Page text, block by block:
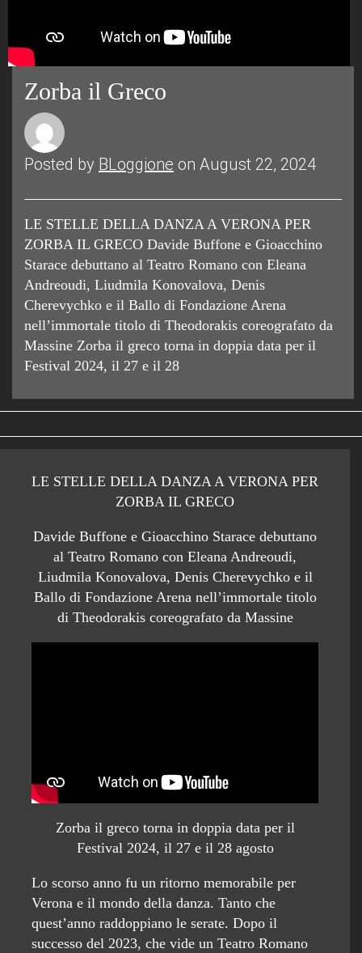
Zorba il Greco
Posted by BLoggione on August 22, 2024
LE STELLE DELLA DANZA A VERONA PER
ZORBA IL GRECO Davide Buffone e Gioacchino
Starace debuttano al Teatro Romano con Eleana
Andreoudi, Liudmila Konovalova, Denis
Cherevychko e il Ballo di Fondazione Arena
nell’immortale titolo di Theodorakis coreografato da
Massine Zorba il greco torna in doppia data per il
Festival 2024, il 27 e il 28
LE STELLE DELLA DANZA A VERONA PER
ZORBA IL GRECO
Davide Buffone e Gioacchino Starace debuttano
al Teatro Romano con Eleana Andreoudi,
Liudmila Konovalova, Denis Cherevychko e il
Ballo di Fondazione Arena nell’immortale titolo
di Theodorakis coreografato da Massine
Zorba il greco torna in doppia data per il
Festival 2024, il 27 e il 28 agosto
Lo scorso anno fu un ritorno memorabile per
Verona e il mondo della danza. Tanto che
quest’anno raddoppiano le serate. Dopo il
successo del 2023, che vide un Teatro Romano